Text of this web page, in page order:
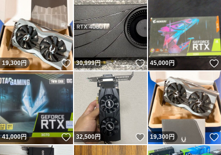
19,300円 いいね！
30,999円 いいね！
45,000円
41,000円 いいね！
32,500円 いいね！
19,300円